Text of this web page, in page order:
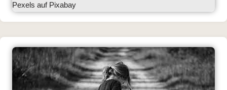
Pexels auf Pixabay